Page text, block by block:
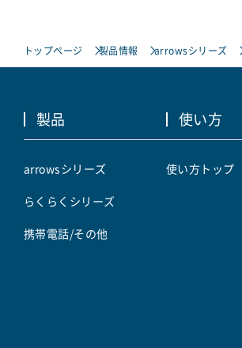
トップページ 製品情報 arrowsシリーズ
製品
arrowsシリーズ
らくらくシリーズ
携帯電話/その他
使い方
使い方トップ